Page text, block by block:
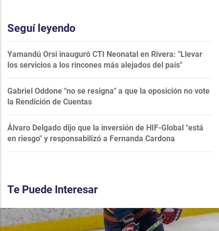
Seguí leyendo
Yamandú Orsi inauguró CTI Neonatal en Rivera: "Llevar
los servicios a los rincones más alejados del país"
Gabriel Oddone "no se resigna" a que la oposición no vote
la Rendición de Cuentas
Álvaro Delgado dijo que la inversión de HIF-Global "está
en riesgo" y responsabilizó a Fernanda Cardona
Te Puede Interesar